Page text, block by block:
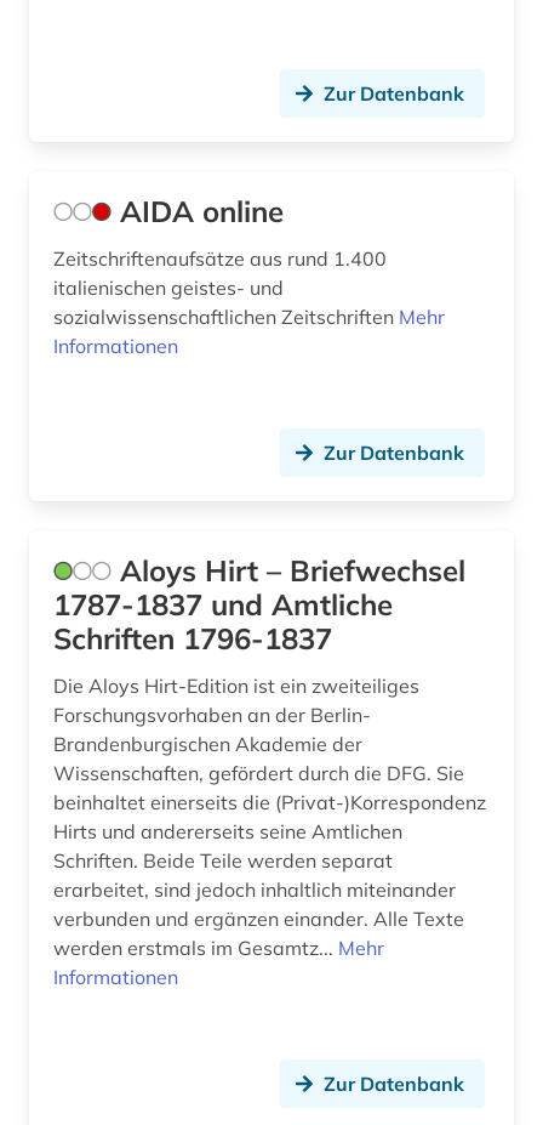
eisenzeit (1)
elamisch (1)
enzyklopädie (2)
epigraphie (1)
epigraphik (8)
erwerbung (1)
ethnologie (7)
europäische geschichte (1)
europäische kultur (1)
exegese (1)
exponat (1)
Zur Datenbank
AIDA online
Zeitschriftenaufsätze aus rund 1.400
italienischen geistes- und
sozialwissenschaftlichen Zeitschriften Mehr
Informationen
Zur Datenbank
Aloys Hirt – Briefwechsel
1787-1837 und Amtliche
Schriften 1796-1837
Die Aloys Hirt-Edition ist ein zweiteiliges
Forschungsvorhaben an der Berlin-
Brandenburgischen Akademie der
Wissenschaften, gefördert durch die DFG. Sie
beinhaltet einerseits die (Privat-)Korrespondenz
Hirts und andererseits seine Amtlichen
Schriften. Beide Teile werden separat
erarbeitet, sind jedoch inhaltlich miteinander
verbunden und ergänzen einander. Alle Texte
werden erstmals im Gesamtz... Mehr
Informationen
Zur Datenbank